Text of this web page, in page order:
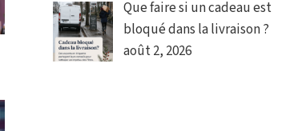
Que faire si un cadeau est
bloqué dans la livraison ?
août 2, 2026